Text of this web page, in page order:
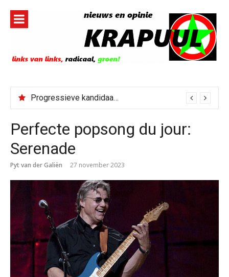
inhoud
Progressieve kandidaat El-Sayed senaatskandidaat Michigan
Perfecte popsong du jour:
Serenade
Pyt van der Galiën 27 november 2023